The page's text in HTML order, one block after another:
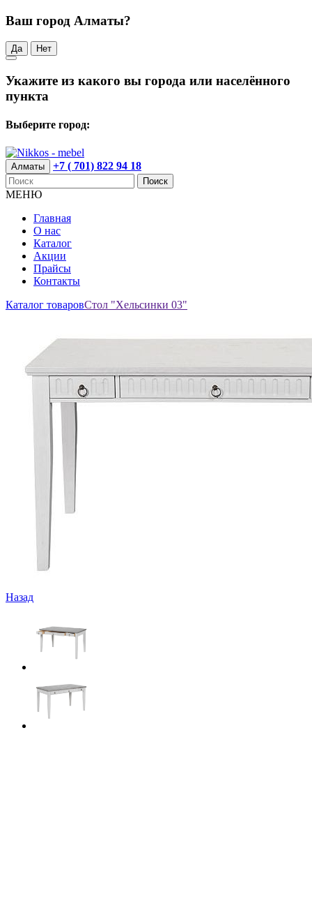
Ваш город Алматы?
Да Нет
Укажите из какого вы города или населённого
пункта
Выберите город:
Алматы +7 ( 701) 822 94 18
Поиск
МЕНЮ
Главная
О нас
Каталог
Акции
Прайсы
Контакты
Каталог товаровСтол "Хельсинки 03"
Назад